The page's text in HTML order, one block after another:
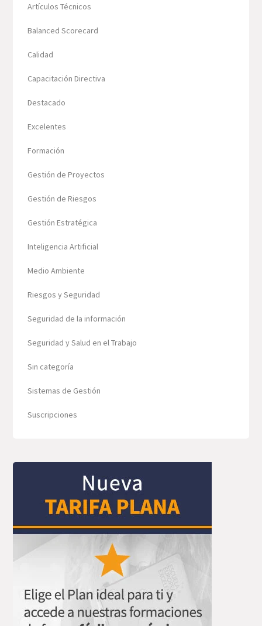
Artículos Técnicos
Balanced Scorecard
Calidad
Capacitación Directiva
Destacado
Excelentes
Formación
Gestión de Proyectos
Gestión de Riesgos
Gestión Estratégica
Inteligencia Artificial
Medio Ambiente
Riesgos y Seguridad
Seguridad de la información
Seguridad y Salud en el Trabajo
Sin categoría
Sistemas de Gestión
Suscripciones